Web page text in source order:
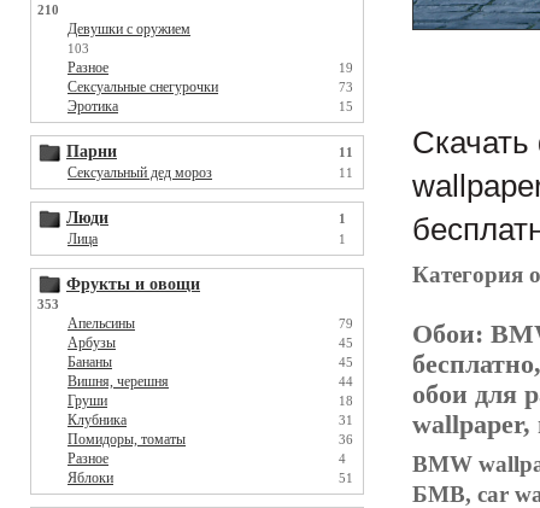
210
Девушки с оружием
103
Разное 19
Сексуальные снегурочки 73
Эротика 15
Парни 11
Сексуальный дед мороз 11
Люди 1
Лица 1
Фрукты и овощи
353
Апельсины 79
Арбузы 45
Бананы 45
Вишня, черешня 44
Груши 18
Клубника 31
Помидоры, томаты 36
Разное 4
Яблоки 51
Скачать
Категория
Обои:
обои для
BMW
БМВ, car